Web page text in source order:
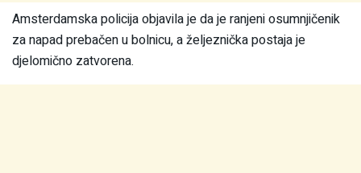
Amsterdamska policija objavila je da je ranjeni osumnjičenik
za napad prebačen u bolnicu, a željeznička postaja je
djelomično zatvorena.